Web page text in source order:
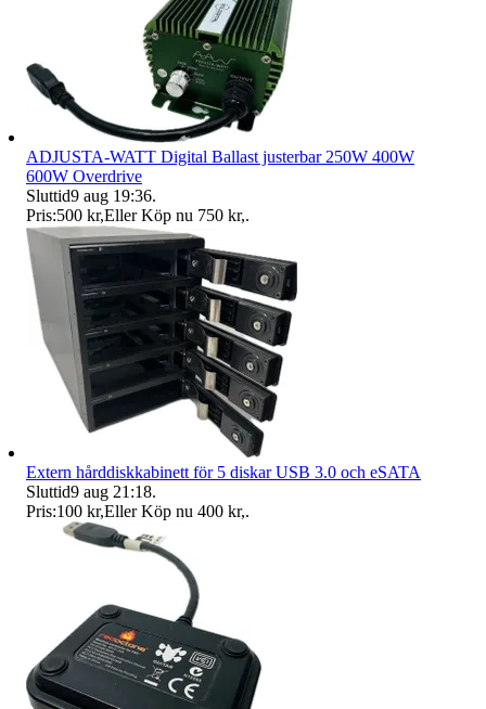
ADJUSTA-WATT Digital Ballast justerbar 250W 400W
600W Overdrive
Sluttid9 aug 19:36.
Pris:500 kr,Eller Köp nu 750 kr,.
Extern hårddiskkabinett för 5 diskar USB 3.0 och eSATA
Sluttid9 aug 21:18.
Pris:100 kr,Eller Köp nu 400 kr,.